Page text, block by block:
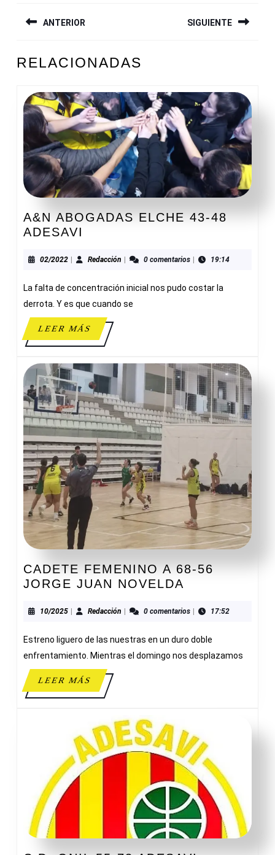
DE
ANTERIOR
anterior:
SIGUIENTE
entrada:
RELACIONADAS
A&N ABOGADAS ELCHE 43-48
ADESAVI
ELCHE
48
ADESAVI
02/202202/2022
| Redacción Redacción
| 0 comentarios | 19:14
La falta de concentración inicial nos pudo costar la
derrota. Y es que cuando se
LEER MÁSLEER
MÁS
CADETE FEMENINO A 68-56
JORGE JUAN NOVELDA
A
56
JORGE
10/202510/2025
| Redacción Redacción
| 0 comentarios | 17:52
Estreno liguero de las nuestras en un duro doble
enfrentamiento. Mientras el domingo nos desplazamos
LEER MÁSLEER
MÁS